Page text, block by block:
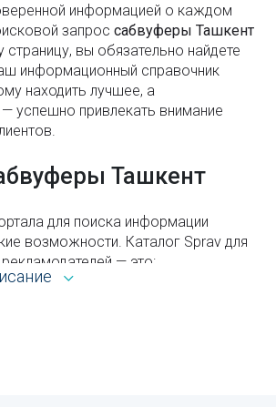
карманника?
мёда и чем они отличаются
сума в 2022 году
Узбекистана
по потере кормильца в
и Узбекистане
информацией о каждом
запроc сабвуферы Ташкент
страницу, вы обязательно найдете
информационный справочник
находить лучшее, а
успешно привлекать внимание
Ташкент
для поиска информации
возможности. Каталог Sprav для
— это: